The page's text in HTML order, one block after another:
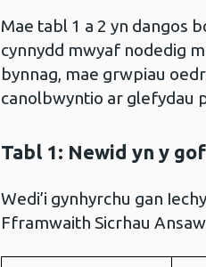
Mae tabl 1 a 2 yn dangos
cynnydd mwyaf nodedig
bynnag, mae grwpiau
canolbwyntio ar glefydau
Tabl 1: Newid yn y
Wedi’i gynhyrchu gan
Fframwaith Sicrhau